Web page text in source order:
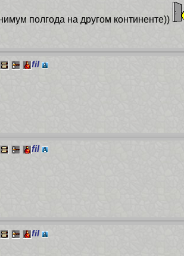
полгода на другом континенте))
fil
fil
fil